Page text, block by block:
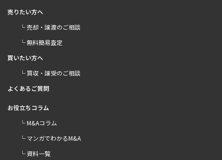
売りたい方へ
└ 売却・譲渡のご相談
└ 無料簡易査定
買いたい方へ
└ 買収・譲受のご相談
よくあるご質問
お役立ちコラム
└ M&Aコラム
└ マンガでわかるM&A
└ 資料一覧